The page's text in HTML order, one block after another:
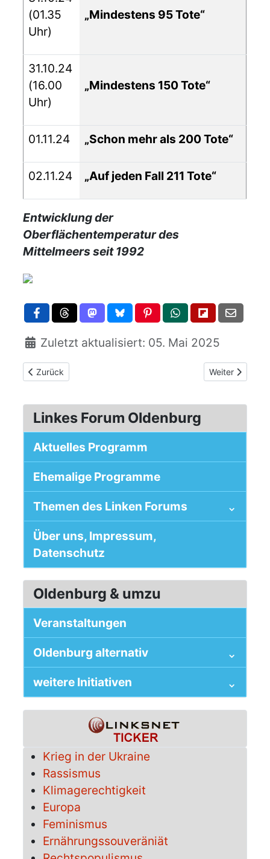
(01.35
Uhr)
„Mindestens 95 Tote“
31.10.24
(16.00
Uhr)
„Mindestens 150 Tote“
01.11.24 „Schon mehr als 200 Tote“
02.11.24 „Auf jeden Fall 211 Tote“
Entwicklung der
Oberflächentemperatur des
Mittelmeers seit 1992
Zuletzt aktualisiert: 05. Mai 2025
Vorheriger Beitrag: Meereswasserspiegel 2000-2023
Zurück Nächster
Weiter
Linkes Forum Oldenburg
Aktuelles Programm
Ehemalige Programme
Themen des Linken Forums
Über uns, Impressum,
Datenschutz
Oldenburg & umzu
Veranstaltungen
Oldenburg alternativ
weitere Initiativen
Krieg in der Ukraine
Rassismus
Klimagerechtigkeit
Europa
Feminismus
Ernährungssouveräniät